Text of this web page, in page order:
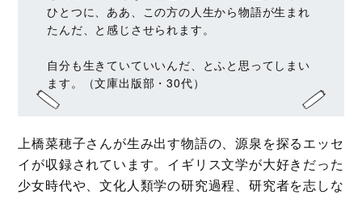
ひとつに、ああ、この方の人生から物語が生まれ
たんだ、と感じさせられます。
自分も生きていていいんだ、とふと思ってしまい
ます。（文庫出版部・30代）
上橋菜穂子さんが生み出す物語の、源泉を探るエッセ
イが収録されています。イギリス文学が大好きだった
少女時代や、文化人類学の研究過程、研究者を志しな